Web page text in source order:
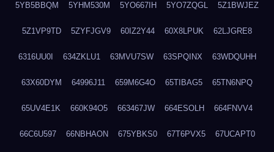
5YB5BBQM 5YHM530M 5YO667IH 5YO7ZQGL 5Z1BWJEZ
5Z1VP9TD 5ZYFJGV9 60IZ2Y44 60X8LPUK 62LJGRE8
6316UU0I 634ZKLU1 63MVU7SW 63SPQINX 63WDQUHH
63X60DYM 64996J11 659M6G4O 65TIBAG5 65TN6NPQ
65UV4E1K 660K94O5 663467JW 664ESOLH 664FNVV4
66C6U597 66NBHAON 675YBKS0 67T6PVX5 67UCAPT0